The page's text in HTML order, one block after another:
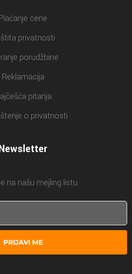
cene
privatnosti
porudžbine
Reklamacija
pitanja
o privatnosti
na našu mejling listu.
PRIJAVI ME